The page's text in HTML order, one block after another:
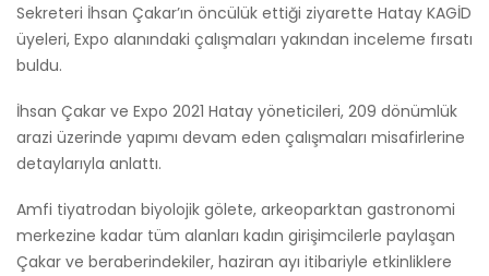
Sekreteri İhsan Çakar’ın öncülük ettiği ziyarette Hatay KAGİD
üyeleri, Expo alanındaki çalışmaları yakından inceleme fırsatı
buldu.
İhsan Çakar ve Expo 2021 Hatay yöneticileri, 209 dönümlük
arazi üzerinde yapımı devam eden çalışmaları misafirlerine
detaylarıyla anlattı.
Amfi tiyatrodan biyolojik gölete, arkeoparktan gastronomi
merkezine kadar tüm alanları kadın girişimcilerle paylaşan
Çakar ve beraberindekiler, haziran ayı itibariyle etkinliklere